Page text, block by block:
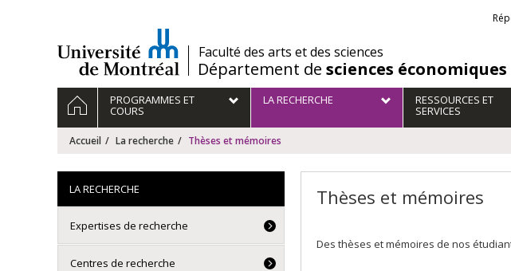
/Faculté des arts et des sciences
Département de sciences économiques
Navigation
principale
ACCUEILPROGRAMMES ET
COURS
LA RECHERCHE RESSOURCES ET
SERVICES
Accueil La recherche Thèses et mémoires
Thèses et mémoires
Des thèses et mémoires de nos
LA RECHERCHE
Expertises de recherche
Centres de recherche